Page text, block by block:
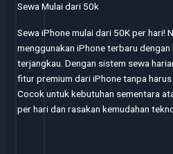
Sewa Mulai dari 50k
Sewa iPhone mulai dari 50K per hari!
menggunakan iPhone terbaru
terjangkau. Dengan sistem sewa
fitur premium dari iPhone tanpa harus
Cocok untuk kebutuhan sementara
per hari dan rasakan kemudahan